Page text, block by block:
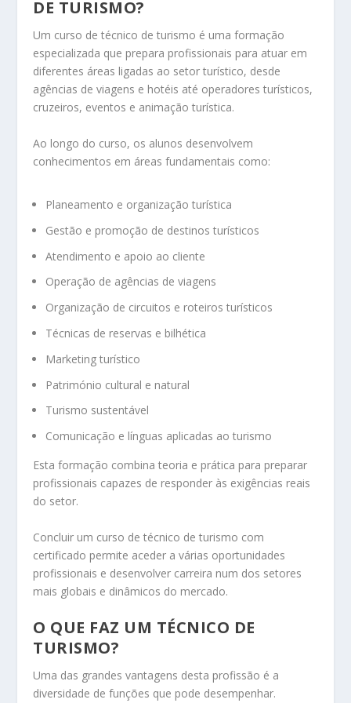
DE TURISMO?
Um curso de técnico de turismo é uma formação
especializada que prepara profissionais para atuar em
diferentes áreas ligadas ao setor turístico, desde
agências de viagens e hotéis até operadores turísticos,
cruzeiros, eventos e animação turística.
Ao longo do curso, os alunos desenvolvem
conhecimentos em áreas fundamentais como:
Planeamento e organização turística
Gestão e promoção de destinos turísticos
Atendimento e apoio ao cliente
Operação de agências de viagens
Organização de circuitos e roteiros turísticos
Técnicas de reservas e bilhética
Marketing turístico
Património cultural e natural
Turismo sustentável
Comunicação e línguas aplicadas ao turismo
Esta formação combina teoria e prática para preparar
profissionais capazes de responder às exigências reais
do setor.
Concluir um curso de técnico de turismo com
certificado permite aceder a várias oportunidades
profissionais e desenvolver carreira num dos setores
mais globais e dinâmicos do mercado.
O QUE FAZ UM TÉCNICO DE
TURISMO?
Uma das grandes vantagens desta profissão é a
diversidade de funções que pode desempenhar.